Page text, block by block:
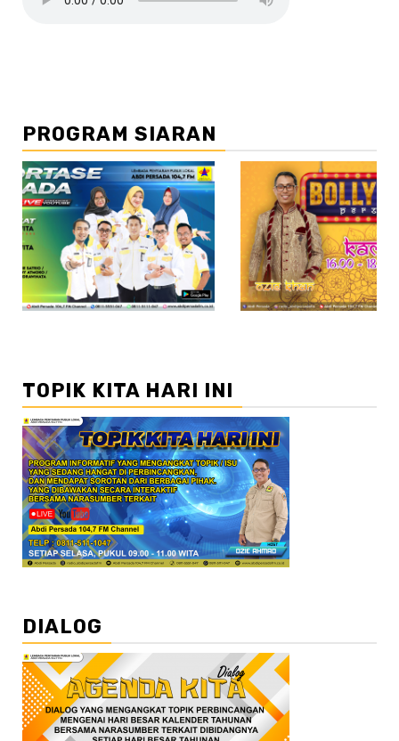
PROGRAM SIARAN
//2
TOPIK KITA HARI INI
DIALOG